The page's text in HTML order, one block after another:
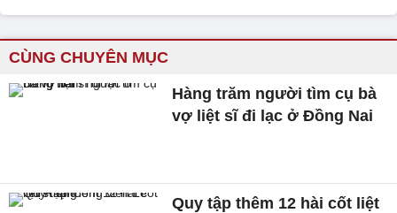
CÙNG CHUYÊN MỤC
Hàng trăm người tìm cụ bà
vợ liệt sĩ đi lạc ở Đồng Nai
Quy tập thêm 12 hài cốt liệt